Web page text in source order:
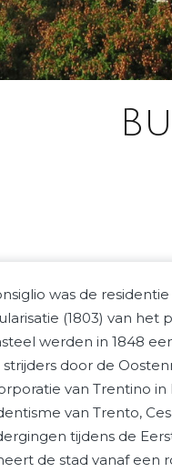
was de
(1803) van het
werden in 1848
door de
van Trentino in
van Trento,
tijdens de
de stad vanaf een